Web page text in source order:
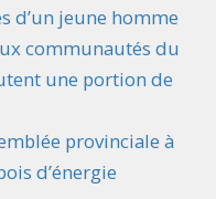
d’un jeune homme
communautés du
une portion de
provinciale à
d’énergie